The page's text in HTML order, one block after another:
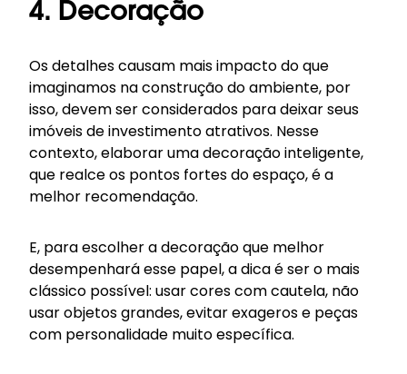
4. Decoração
Os detalhes causam mais impacto do que
imaginamos na construção do ambiente, por
isso, devem ser considerados para deixar seus
imóveis de investimento atrativos. Nesse
contexto, elaborar uma decoração inteligente,
que realce os pontos fortes do espaço, é a
melhor recomendação.
E, para escolher a decoração que melhor
desempenhará esse papel, a dica é ser o mais
clássico possível: usar cores com cautela, não
usar objetos grandes, evitar exageros e peças
com personalidade muito específica.